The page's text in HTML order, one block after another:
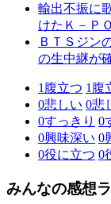
輸出不振に
けたＫ－Ｐ
ＢＴＳジン
の生中継が
1 腹立つ 1 腹
0悲しい 0悲
0すっきり 0
0興味深い 0
0役に立つ 0
みんなの感想